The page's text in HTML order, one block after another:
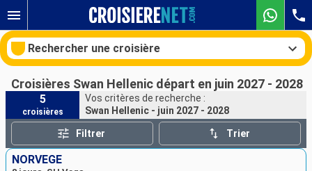
Rechercher une croisière
Nos destinations
Mois de départ
Croisières Swan Hellenic départ en juin 2027 - 2028
5
croisières
Vos critères de recherche :
Swan Hellenic - juin 2027 - 2028
Filtrer Trier
NORVÈGE